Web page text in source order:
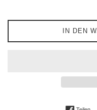
IN DEN